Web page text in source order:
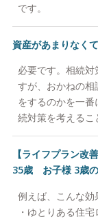
です。
資産があまりなく
必要です。相続
すが、おかねの
をするのかを一
続対策を考えるこ
【ライフプラン
35歳 お子様 3歳
例えば、こんな効
・ゆとりある住